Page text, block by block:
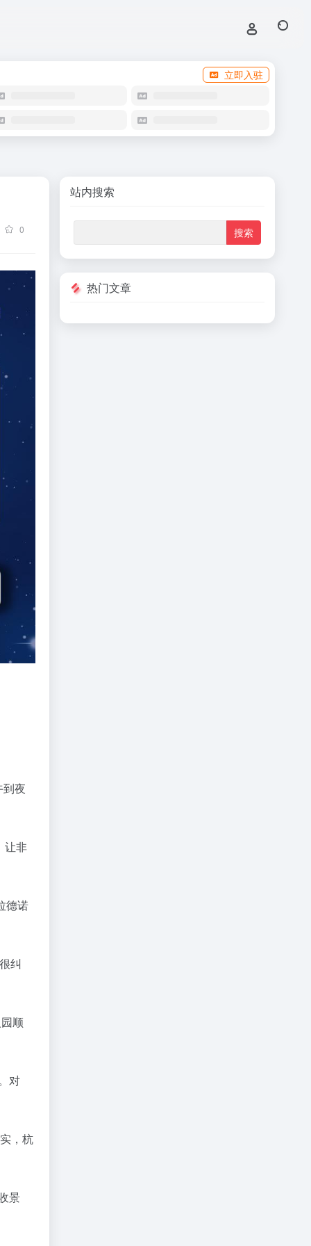
立即入驻
0
到夜
让非
德诺
纠
顺
对
，杭
景
站内搜索
热门文章